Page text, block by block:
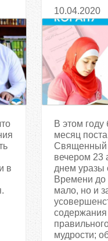
в
онлайн-
таджвиду
10.04.2020
В этом году
месяц
Священный
вечером 23
днем уразы
Времени до
мало, но и
мудрости;